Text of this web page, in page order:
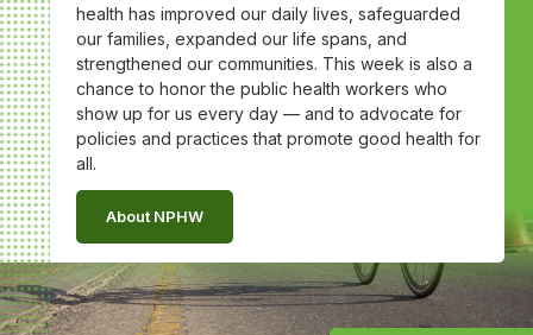
health has improved our daily lives, safeguarded
our families, expanded our life spans, and
strengthened our communities. This week is also a
chance to honor the public health workers who
show up for us every day — and to advocate for
policies and practices that promote good health for
all.
About NPHW